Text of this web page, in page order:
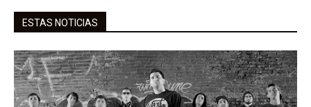
ESTAS NOTICIAS